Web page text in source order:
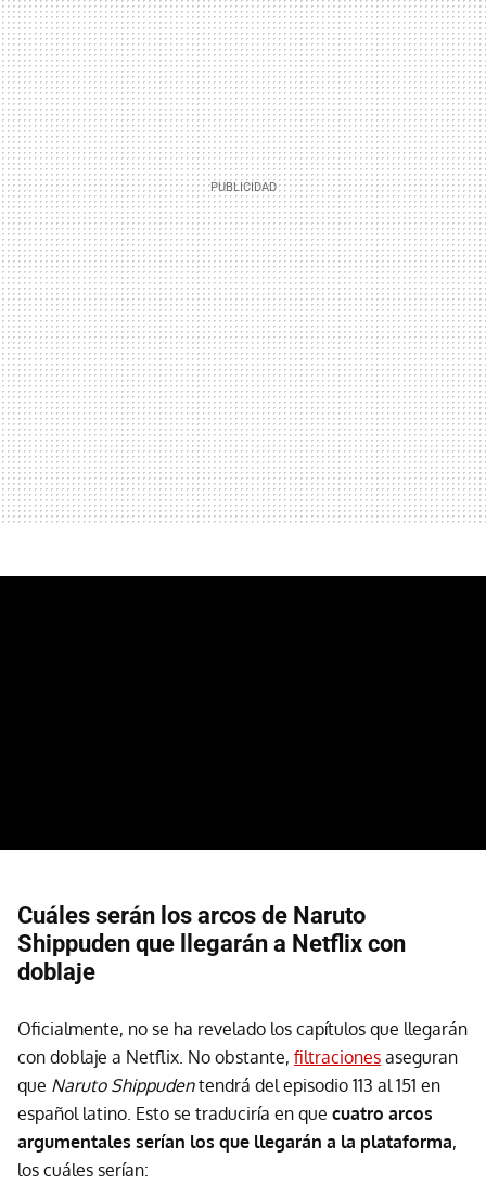
Cuáles serán los arcos de Naruto
Shippuden que llegarán a Netflix con
doblaje
Oficialmente, no se ha revelado los capítulos que llegarán
con doblaje a Netflix. No obstante, filtraciones aseguran
que Naruto Shippudentendrá del episodio 113 al 151 en
español latino. Esto se traduciría en que cuatro arcos
argumentales serían los que llegarán a la plataforma,
los cuáles serían: